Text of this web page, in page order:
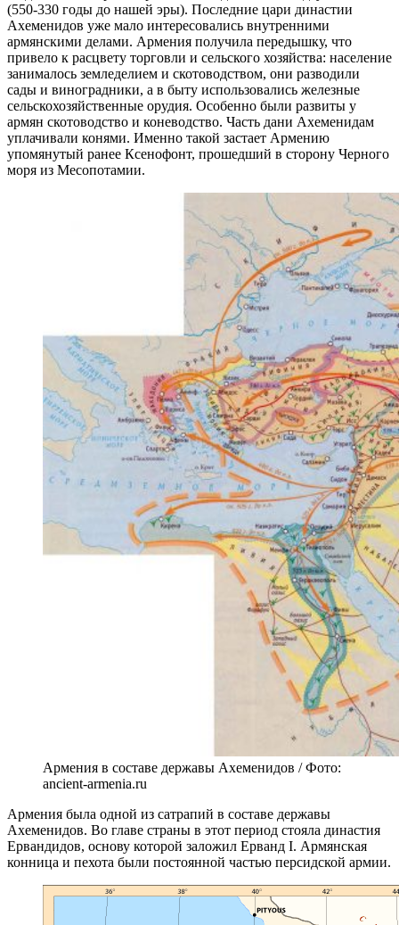
(550-330 годы до нашей эры). Последние цари династии
Ахеменидов уже мало интересовались внутренними
армянскими делами. Армения получила передышку, что
привело к расцвету торговли и сельского хозяйства: население
занималось земледелием и скотоводством, они разводили
сады и виноградники, а в быту использовались железные
сельскохозяйственные орудия. Особенно были развиты у
армян скотоводство и коневодство. Часть дани Ахеменидам
уплачивали конями. Именно такой застает Армению
упомянутый ранее Ксенофонт, прошедший в сторону Черного
моря из Месопотамии.
Армения в составе державы Ахеменидов / Фото:
ancient-armenia.ru
Армения была одной из сатрапий в составе державы
Ахеменидов. Во главе страны в этот период стояла династия
Ервандидов, основу которой заложил Ерванд I. Армянская
конница и пехота были постоянной частью персидской армии.